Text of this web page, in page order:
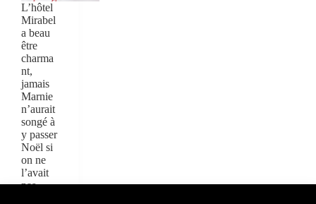
L’hôtel
Mirabel
a beau
être
charma
nt,
jamais
Marnie
n’aurait
songé à
y passer
Noël si
on ne
l’avait
pas